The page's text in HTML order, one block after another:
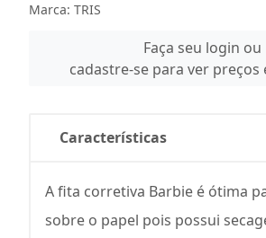
Marca: TRIS
Faça seu login ou
cadastre-se para ver
Características
A fita corretiva Barbie é ótima
sobre o papel pois possui